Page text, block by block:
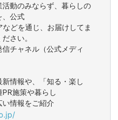
動のみならず、暮らしの
、公式
どを通じ、お届けしてま
さい。
チャネル（公式メディ
情報や、「知る・楽し
施策や暮らし
情報をご紹介